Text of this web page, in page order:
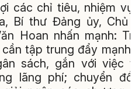
các chỉ tiêu, nhiệm
Bí thư Đảng ủy, Chủ
Hoan nhấn mạnh:
tập trung đẩy mạnh
sách, gắn với việc
lãng phí; chuyển